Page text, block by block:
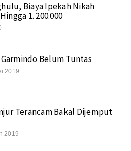
Biaya Ipekah Nikah
1. 200.000
Belum Tuntas
2019
Terancam Bakal Dijemput
2019